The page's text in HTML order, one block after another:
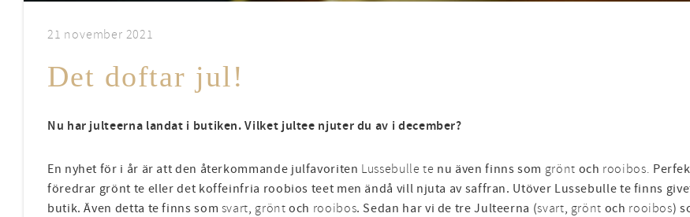
21 november 2021
Det doftar jul!
Nu har julteerna landat i butiken. Vilket jultee njuter du av i december?
En nyhet för i år är att den återkommande julfavoriten Lussebulle te nu även finns som grönt och rooibos.
föredrar grönt te eller det koffeinfria roobios teet men ändå vill njuta av saffran. Utöver Lussebulle te finns
butik. Även detta te finns som svart, grönt och rooibos. Sedan har vi de tre Julteerna (svart, grönt och rooibos)